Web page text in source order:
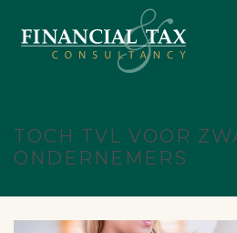
TOCH TVL VOOR
ONDERNEMERS